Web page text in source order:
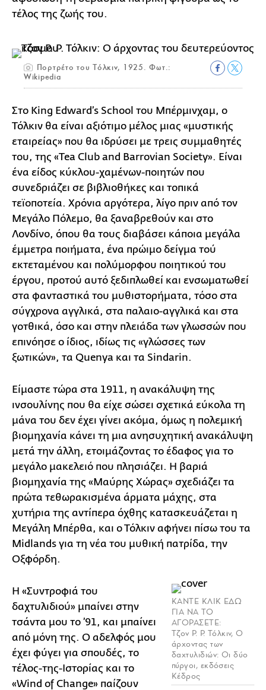
τέλος της ζωής του.
Πορτρέτο του Τόλκιν, 1925. Φωτ.:
Wikipedia
Στο King Edward’s School του Μπέρμινχαμ, ο
Τόλκιν θα είναι αξιότιμο μέλος μιας «μυστικής
εταιρείας» που θα ιδρύσει με τρεις συμμαθητές
του, της «Tea Club and Barrovian Society». Είναι
ένα είδος κύκλου-χαμένων-ποιητών που
συνεδριάζει σε βιβλιοθήκες και τοπικά
τεϊοποτεία. Χρόνια αργότερα, λίγο πριν από τον
Μεγάλο Πόλεμο, θα ξαναβρεθούν και στο
Λονδίνο, όπου θα τους διαβάσει κάποια μεγάλα
έμμετρα ποιήματα, ένα πρώιμο δείγμα τού
εκτεταμένου και πολύμορφου ποιητικού του
έργου, προτού αυτό ξεδιπλωθεί και ενσωματωθεί
στα φανταστικά του μυθιστορήματα, τόσο στα
σύγχρονα αγγλικά, στα παλαιο-αγγλικά και στα
γοτθικά, όσο και στην πλειάδα των γλωσσών που
επινόησε ο ίδιος, ιδίως τις «γλώσσες των
ξωτικών», τα Quenya και τα Sindarin.
Είμαστε τώρα στα 1911, η ανακάλυψη της
ινσουλίνης που θα είχε σώσει σχετικά εύκολα τη
μάνα του δεν έχει γίνει ακόμα, όμως η πολεμική
βιομηχανία κάνει τη μια ανησυχητική ανακάλυψη
μετά την άλλη, ετοιμάζοντας το έδαφος για το
μεγάλο μακελειό που πλησιάζει. Η βαριά
βιομηχανία της «Μαύρης Χώρας» σχεδιάζει τα
πρώτα τεθωρακισμένα άρματα μάχης, στα
χυτήρια της αντίπερα όχθης κατασκευάζεται η
Μεγάλη Μπέρθα, και ο Τόλκιν αφήνει πίσω του τα
Midlands για τη νέα του μυθική πατρίδα, την
Οξφόρδη.
ΚΑΝΤΕ ΚΛΙΚ ΕΔΩ
ΓΙΑ ΝΑ ΤΟ
ΑΓΟΡΑΣΕΤΕ:
Τζον Ρ. Ρ. Τόλκιν, Ο
άρχοντας των
δαχτυλιδιών: Οι δύο
πύργοι, εκδόσεις
Κέδρος
Η «Συντροφιά του
δαχτυλιδιού» μπαίνει στην
τσάντα μου το ’91, και μπαίνει
από μόνη της. Ο αδελφός μου
έχει φύγει για σπουδές, το
τέλος-της-Ιστορίας και το
«Wind of Change» παίζουν